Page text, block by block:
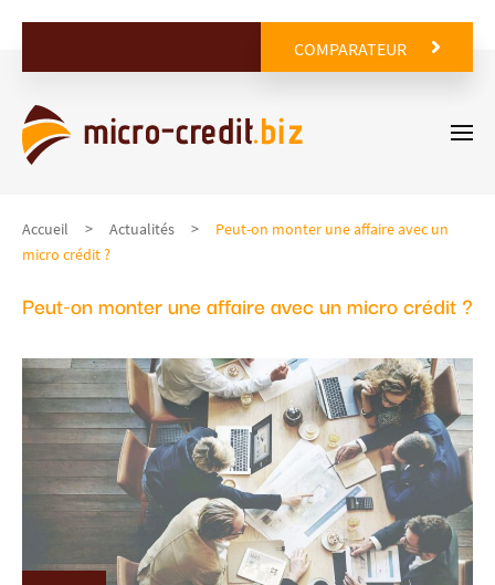
COMPARATEUR
Accueil Actualités
Peut-on monter une affaire avec un
micro crédit ?
Peut-on monter une affaire avec un micro crédit ?